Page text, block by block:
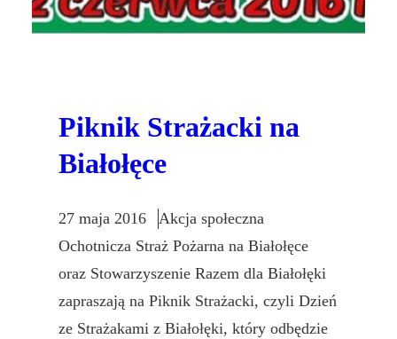
Piknik Strażacki na
Białołęce
27 maja 2016
Akcja społeczna
Ochotnicza Straż Pożarna na Białołęce
oraz Stowarzyszenie Razem dla Białołęki
zapraszają na Piknik Strażacki, czyli Dzień
ze Strażakami z Białołęki, który odbędzie